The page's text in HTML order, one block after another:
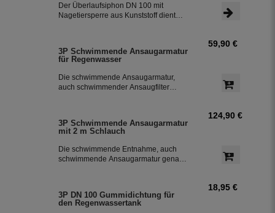
Der Überlaufsiphon DN 100 mit
Nagetiersperre aus Kunststoff dient
Abwasserkanal entfernt beim
Überlaufen der Zisterne die an der
Oberfläche schwimmenden Partikel.
Der Siphon ist die 3. Reinigungsstufe
3P Schwimmende Ansaugarmatur
für Regenwasser
Die schwimmende Ansaugarmatur,
auch schwimmender Ansaugfilter
Die schwimmende Entnahme ist die 4.
Reinigungsstufe für sauberes
Regenwasser.
59,90 €
3P Schwimmende Ansaugarmatur
mit 2 m Schlauch
Die schwimmende Entnahme, auch
schwimmende Ansaugarmatur genannt
Ansaugfilter ist für den Anschluss an
PE - Rohre 32 mm vorbereitet.
124,90 €
3P DN 100 Gummidichtung für
den Regenwassertank
18,95 €